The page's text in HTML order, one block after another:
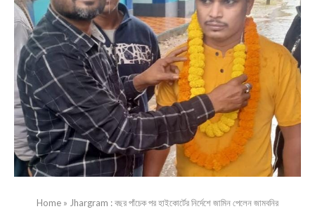
Home » Jhargram : বছর পাঁচেক পর হাইকোর্টের নির্দেশে জামিন পেলেন জামবনির